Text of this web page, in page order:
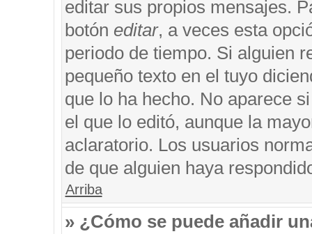
editar sus propios mensajes.
botón editar, a veces esta
periodo de tiempo. Si alguien
pequeño texto en el tuyo
que lo ha hecho. No aparece
el que lo editó, aunque la
aclaratorio. Los usuarios
de que alguien haya
Arriba
» ¿Cómo se puede añadir